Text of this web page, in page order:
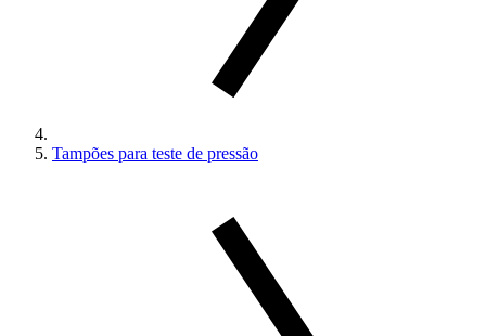
Tampões para teste de pressão